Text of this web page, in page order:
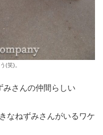
(笑)。
みさんの仲間らしい
なねずみさんがいるワケ